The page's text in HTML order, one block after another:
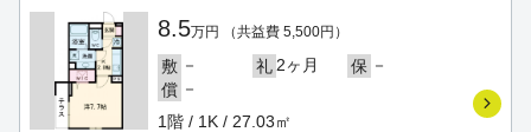
8.5万円 （共益費 5,500円）
敷 － 礼 2ヶ月 保 －
償 －
1階 / 1K / 27.03㎡